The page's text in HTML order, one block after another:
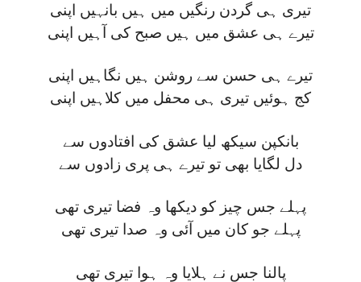
تیری ہی گردن رنگیں میں ہیں بانہیں اپنی
تیرے ہی عشق میں ہیں صبح کی آہیں اپنی
تیرے ہی حسن سے روشن ہیں نگاہیں اپنی
کج ہوئیں تیری ہی محفل میں کلاہیں اپنی
بانکپن سیکھ لیا عشق کی افتادوں سے
دل لگایا بھی تو تیرے ہی پری زادوں سے
پہلے جس چیز کو دیکھا وہ فضا تیری تھی
پہلے جو کان میں آئی وہ صدا تیری تھی
پالنا جس نے ہلایا وہ ہوا تیری تھی